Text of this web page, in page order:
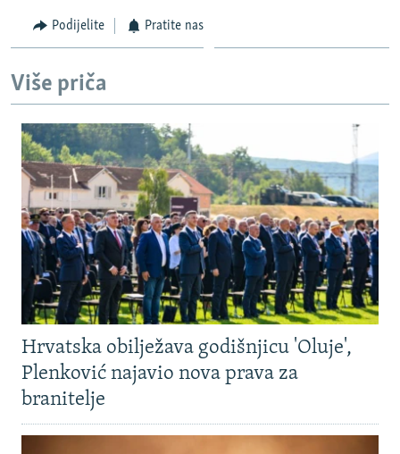
Podijelite Pratite nas
Više priča
Hrvatska obilježava godišnjicu 'Oluje',
Plenković najavio nova prava za
branitelje